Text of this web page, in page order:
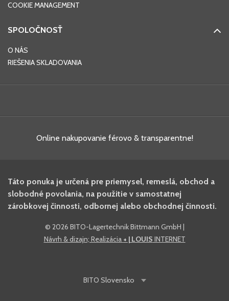
COOKIE MANAGEMENT
SPOLOČNOSŤ
O NÁS
RIEŠENIA SKLADOVANIA
Online nakupovanie férovo & transparentne!
Táto ponuka je určená pre priemysel, remeslá, obchod a
slobodné povolania, na použitie v samostatnej
zárobkovej činnosti, odbornej alebo obchodnej činnosti.
© 2026 BITO-Lagertechnik Bittmann GmbH |
Návrh & dizajn; Realizácia + | LOUIS INTERNET
BITO Slovensko